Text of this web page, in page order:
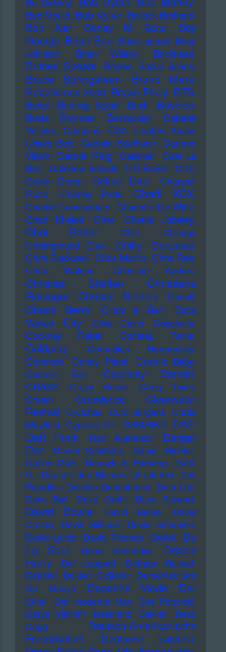
Bob Mould Bob Vylan Bollock Brothers
Bon Iver Boney M Bono
Boy
George Brian Eno Brian James Brian
Johnson
Brian Wilson Brickhead
Britney Spears Broken Social Scene
Bruce Springsteen Bruno Mars
Brutalismus 3000 Bryan Ferry BTS
Burial Burning Spear Bush Bushido
Busta Rhymes Buzzcocks
Cabaret
Voltaire Campino Can
Captain Ahabs
Linkes Bein Captain Beefheart Carmen
Villain Carole King Cassiber Cate Le
Bon
Caterina Valente CD-Boxen
CDs
Ceelo Green
Celine Dion
Chappell
Roan
Charley Pride Charli XCX
Charlie Cunningham Charlotte De Witte
Cheb Khaled
Cher Cherno Jobatey
Chet Baker Chic
Chicago
Underground Duo
Chilly Gonzales
Chris Blackwell Chris Martin Chris Rea
Chris Watson
Christian Anders
Christian Steiffen
Christiane
Rösinger
Christin Nichols Christl
Chuck Berry Cindy & Bert
Circa
Waves
City Clive Davis
Coachella
Cockney Rebel
Cocteau Twins
Coldplay
Comedian Harmonists
Common
Conny Plank
Cosmic Baby
Cosmic Ear
Courtney Barnett
CRASS Crazy Horse Crazy Town
Cream
Creedence Clearwater
Revival
Crutches Curd Jürgens Curtis
Mayfield Cypress Hill D3SM6ND DAF
Daft Punk Dan Auerbach
Danger
Dan
Daniel Küblböck
Daniel Richter
Danny Mark
Dapayk & Padberg
Dario
G. Das mit den Blumen tut mir leid Das
Paradies Dascha Dauenhauer Data Luv
Dave Ball
Dave Grohl Dave Stewart
David Bowie David Byrne
David
Crosby David Gilmour David Johansen
David Lynch David Thomas Dälek De
La Soul
Dead Kennedys
Debbie
Harry
Def Leppard
Defrage Reload
Defunkt Dekker Delfonic Demented Are
Go
Denyo Depeche Mode
Der
Graf
Der moderne Man
Der Popolski
Derya Yildirim
Desmond Dekker
Deso
Dogg
Deutsch-Amerikanische
Freundschaft
Deutsche Laichen